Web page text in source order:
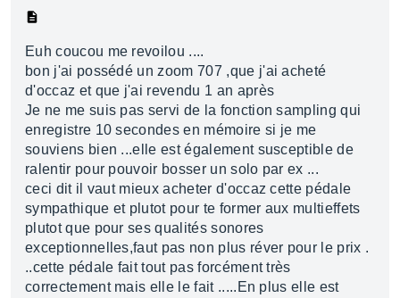
Euh coucou me revoilou ....
bon j'ai possédé un zoom 707 ,que j'ai acheté
d'occaz et que j'ai revendu 1 an après
Je ne me suis pas servi de la fonction sampling qui
enregistre 10 secondes en mémoire si je me
souviens bien ...elle est également susceptible de
ralentir pour pouvoir bosser un solo par ex ...
ceci dit il vaut mieux acheter d'occaz cette pédale
sympathique et plutot pour te former aux multieffets
plutot que pour ses qualités sonores
exceptionnelles,faut pas non plus réver pour le prix .
..cette pédale fait tout pas forcément très
correctement mais elle le fait .....En plus elle est